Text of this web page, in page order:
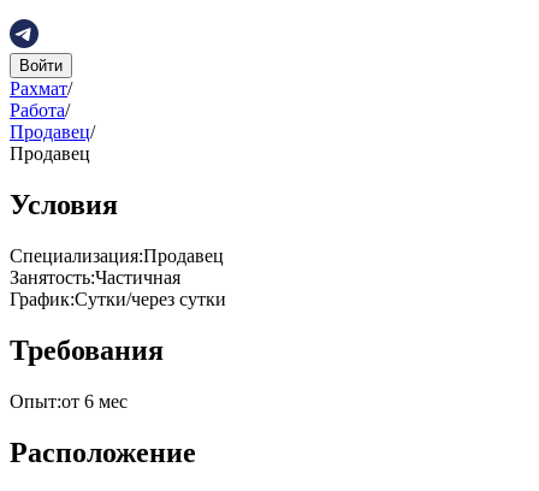
Войти
Рахмат/
Работа/
Продавец/
Продавец
Условия
Специализация:Продавец
Занятость:Частичная
График:Сутки/через сутки
Требования
Опыт:от 6 мес
Расположение